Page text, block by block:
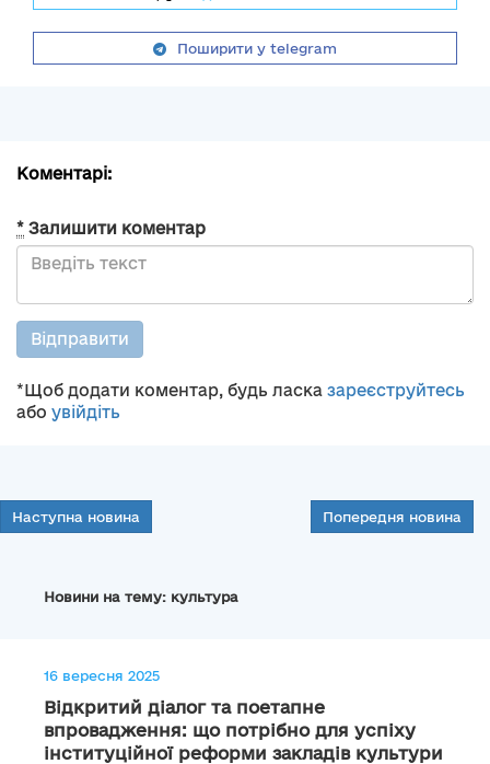
Поширити у telegram
Коментарі:
* Залишити коментар
Відправити
*Щоб додати коментар, будь ласка зареєструйтесь
або увійдіть
Наступна новина Попередня новина
Новини на тему: культура
16 вересня 2025
Відкритий діалог та поетапне
впровадження: що потрібно для успіху
інституційної реформи закладів культури